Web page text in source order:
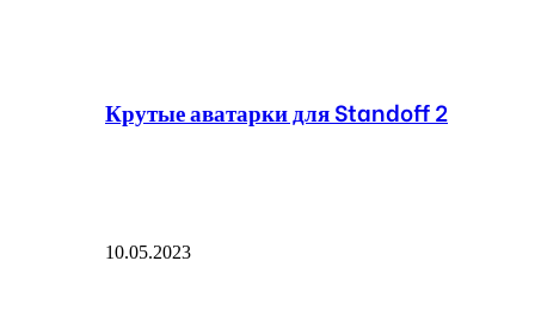
Крутые аватарки для Standoff 2
10.05.2023